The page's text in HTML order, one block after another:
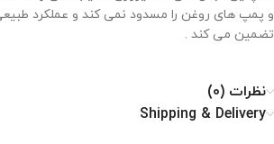
و پمپ های روغن را مسدود نمی کند و عملکرد
تضمین می کند .
نظرات (0)
Shipping & Delivery